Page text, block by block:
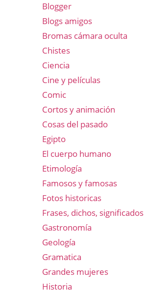
Blogger
Blogs amigos
Bromas cámara oculta
Chistes
Ciencia
Cine y películas
Comic
Cortos y animación
Cosas del pasado
Egipto
El cuerpo humano
Etimología
Famosos y famosas
Fotos historicas
Frases, dichos, significados
Gastronomía
Geología
Gramatica
Grandes mujeres
Historia